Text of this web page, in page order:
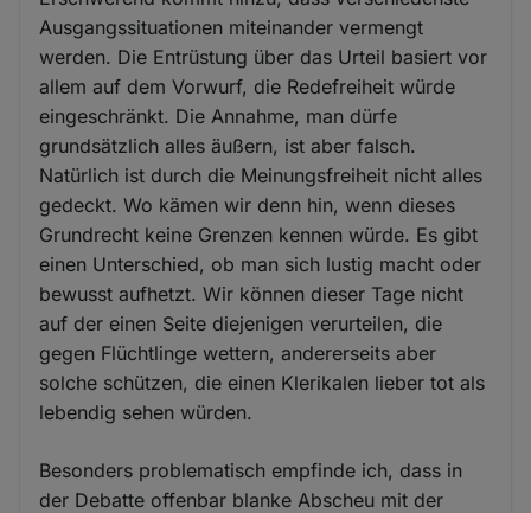
Ausgangssituationen miteinander vermengt
werden. Die Entrüstung über das Urteil basiert vor
allem auf dem Vorwurf, die Redefreiheit würde
eingeschränkt. Die Annahme, man dürfe
grundsätzlich alles äußern, ist aber falsch.
Natürlich ist durch die Meinungsfreiheit nicht alles
gedeckt. Wo kämen wir denn hin, wenn dieses
Grundrecht keine Grenzen kennen würde. Es gibt
einen Unterschied, ob man sich lustig macht oder
bewusst aufhetzt. Wir können dieser Tage nicht
auf der einen Seite diejenigen verurteilen, die
gegen Flüchtlinge wettern, andererseits aber
solche schützen, die einen Klerikalen lieber tot als
lebendig sehen würden.
Besonders problematisch empfinde ich, dass in
der Debatte offenbar blanke Abscheu mit der